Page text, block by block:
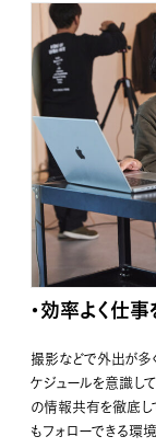
・効率よく仕
撮影などで外出が多
ケジュールを意識し
の情報共有を徹底し
もフォローできる環